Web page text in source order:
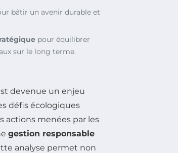
bâtir un avenir durable et
pour équilibrer
sur le long terme.
devenue un enjeu
défis écologiques
actions menées par les
gestion responsable
analyse permet non